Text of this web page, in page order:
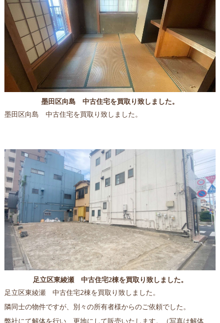
墨田区向島 中古住宅を買取り致しました。
墨田区向島 中古住宅を買取り致しました。
足立区東綾瀬 中古住宅2棟を買取り致しました。
足立区東綾瀬 中古住宅2棟を買取り致しました。
隣同士の物件ですが、別々の所有者様からのご依頼でした。
弊社にて解体を行い、更地にして販売いたします。（写真は解体